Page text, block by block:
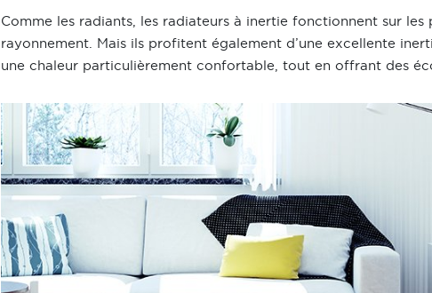
Comme les radiants, les radiateurs à inertie fonctionnent sur
rayonnement. Mais ils profitent également d’une excellente
une chaleur particulièrement confortable, tout en offrant des